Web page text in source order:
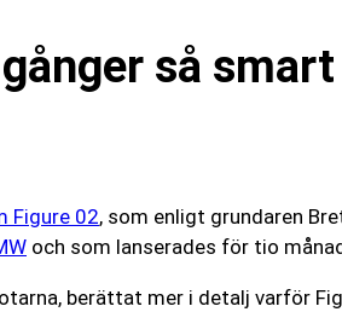
så
Figure 02, som enligt grundaren
och som lanserades för tio
berättat mer i detalj varför